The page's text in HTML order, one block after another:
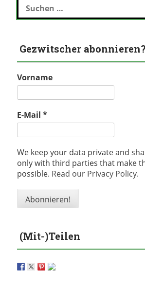
nach:
Gezwitscher abonnieren?
Vorname
E-Mail *
We keep your data private and
only with third parties that make
possible. Read our Privacy Policy.
(Mit-)Teilen